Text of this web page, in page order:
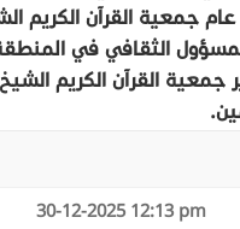
جمعية القرآن الكريم
الثقافي في
جمعية القرآن الكريم
30-12-2025 12:13 pm